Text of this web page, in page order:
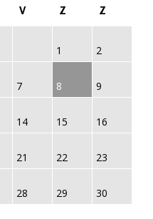
V Z Z
1 2
7 8 9
14 15 16
21 22 23
28 29 30